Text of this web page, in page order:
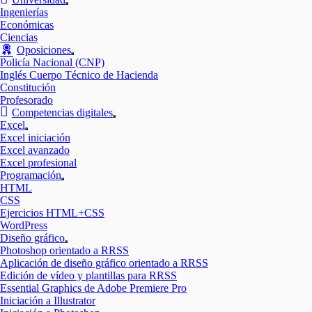
Mostrar
Ingenierías
Económicas
Ciencias
Oposiciones
Mostrar
el
submenú
Policía Nacional (CNP)
Inglés Cuerpo Técnico de Hacienda
Constitución
Profesorado
Competencias digitales
Mostrar
Excel
Mostrar
el
submenú
Excel iniciación
Excel avanzado
Excel profesional
Programación
Mostrar
HTML
CSS
Ejercicios HTML+CSS
WordPress
Diseño gráfico
Mostrar
el
submenú
Photoshop orientado a RRSS
Aplicación de diseño gráfico orientado a RRSS
Edición de vídeo y plantillas para RRSS
Essential Graphics de Adobe Premiere Pro
Iniciación a Illustrator